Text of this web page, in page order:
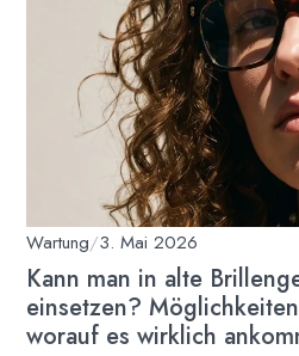
Wartung/3. Mai 2026
Kann man in alte
einsetzen?
worauf es wirklich